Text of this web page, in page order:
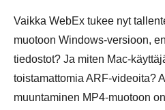
Vaikka WebEx tukee nyt
muotoon Windows-versioon,
tiedostot? Ja miten Mac-
toistamattomia ARF-videoita?
muuntaminen MP4-muotoon